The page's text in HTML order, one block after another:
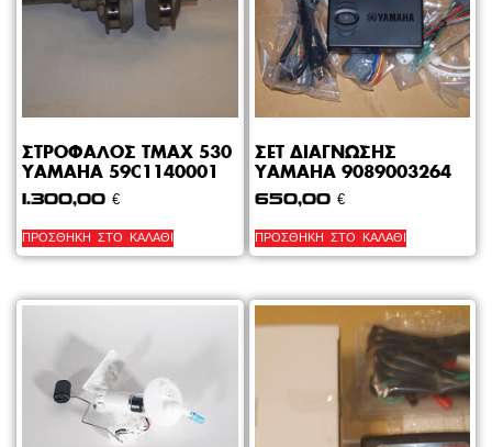
ΣΤΡΟΦΑΛΟΣ TMAX 530
YAMAHA 59C1140001
1.300,00 €
ΠΡΟΣΘΉΚΗ ΣΤΟ ΚΑΛΆΘΙ
ΣΕΤ ΔΙΑΓΝΩΣΗΣ
YAMAHA 9089003264
650,00 €
ΠΡΟΣΘΉΚΗ ΣΤΟ ΚΑΛΆΘΙ